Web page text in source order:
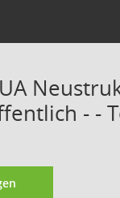
- -